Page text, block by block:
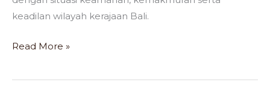
keadilan wilayah kerajaan Bali.
Read More »